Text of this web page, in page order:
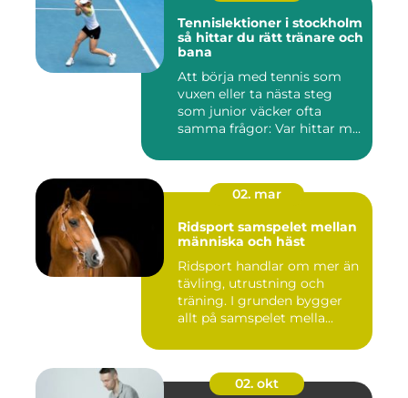
Tennislektioner i stockholm
så hittar du rätt tränare och
bana
Att börja med tennis som
vuxen eller ta nästa steg
som junior väcker ofta
samma frågor: Var hittar m...
02. mar
Ridsport samspelet mellan
människa och häst
Ridsport handlar om mer än
tävling, utrustning och
träning. I grunden bygger
allt på samspelet mella...
02. okt